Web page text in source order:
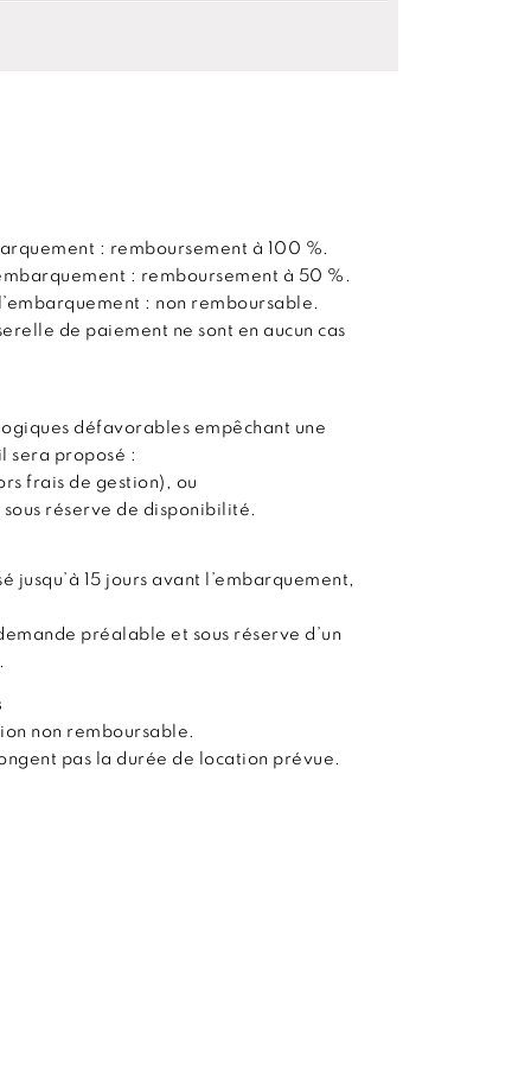
: remboursement à 100 %.
: remboursement à 50 %.
: non remboursable.
de paiement ne sont en aucun cas
défavorables empêchant une
sera proposé :
frais de gestion), ou
réserve de disponibilité.
jusqu’à 15 jours avant l’embarquement,
préalable et sous réserve d’un
non remboursable.
pas la durée de location prévue.